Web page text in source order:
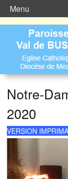
Notre-
2020
VERSION
Menu